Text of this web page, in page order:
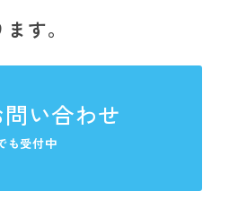
す。
い合わせ
も受付中